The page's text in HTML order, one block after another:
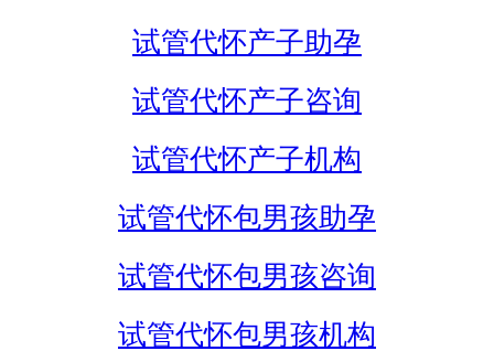
试管代怀产子助孕
试管代怀产子咨询
试管代怀产子机构
试管代怀包男孩助孕
试管代怀包男孩咨询
试管代怀包男孩机构